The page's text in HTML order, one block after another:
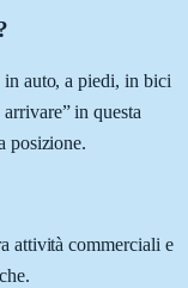
auto, a piedi, in bici
in questa
posizione.
attività commerciali e